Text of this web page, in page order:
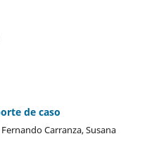
de caso
Carranza, Susana